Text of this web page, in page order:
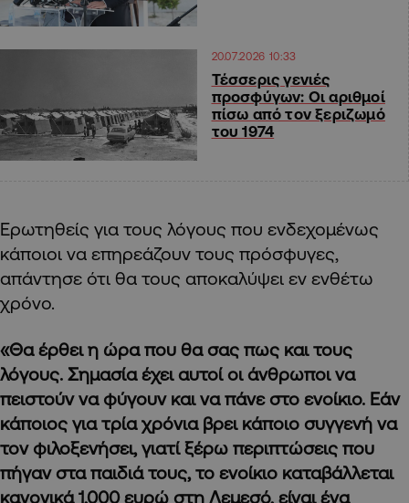
20.07.2026 10:33
Τέσσερις γενιές
προσφύγων: Οι αριθμοί
πίσω από τον ξεριζωμό
του 1974
Ερωτηθείς για τους λόγους που ενδεχομένως
κάποιοι να επηρεάζουν τους πρόσφυγες,
απάντησε ότι θα τους αποκαλύψει εν ενθέτω
χρόνο.
«Θα έρθει η ώρα που θα σας πως και τους
λόγους. Σημασία έχει αυτοί οι άνθρωποι να
πειστούν να φύγουν και να πάνε στο ενοίκιο. Εάν
κάποιος για τρία χρόνια βρει κάποιο συγγενή να
τον φιλοξενήσει, γιατί ξέρω περιπτώσεις που
πήγαν στα παιδιά τους, το ενοίκιο καταβάλλεται
κανονικά 1,000 ευρώ στη Λεμεσό, είναι ένα